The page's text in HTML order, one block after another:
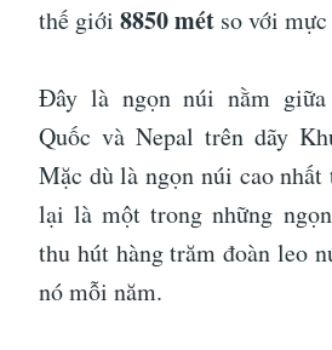
thế giới 8850 mét so với
Đây là ngọn núi nằm
Quốc và Nepal trên dãy
Mặc dù là ngọn núi cao
lại là một trong những
thu hút hàng trăm đoàn leo
nó mỗi năm.